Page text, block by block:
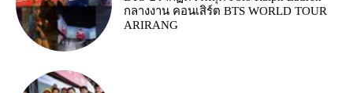
กลางงาน คอนเสิร์ต BTS WORLD TOUR
ARIRANG